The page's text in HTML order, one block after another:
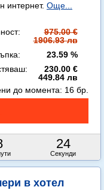
интернет. Още...
975.00 €
1906.93 лв
23.59 %
230.00 €
449.84 лв
22
Секунди
до момента: 16 бр.
в хотел